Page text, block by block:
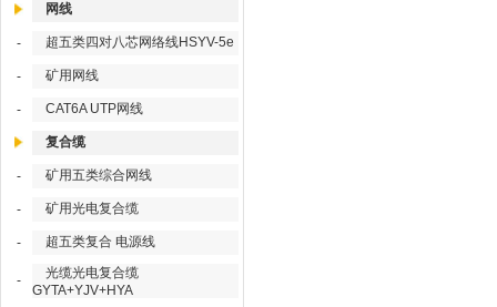
网线
- 超五类四对八芯网络线HSYV-5e
- 矿用网线
- CAT6A UTP网线
复合缆
- 矿用五类综合网线
- 矿用光电复合缆
- 超五类复合 电源线
-
光缆光电复合缆
GYTA+YJV+HYA